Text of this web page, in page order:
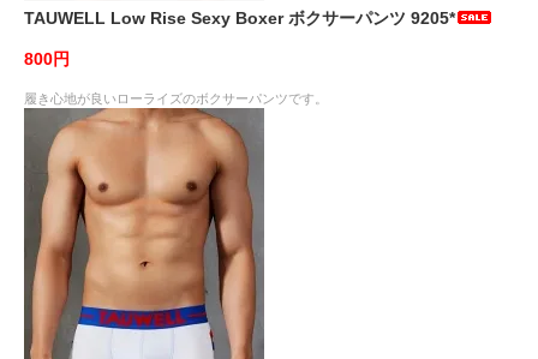
TAUWELL Low Rise Sexy Boxer ボクサーパンツ 9205*
800円
履き心地が良いローライズのボクサーパンツです。